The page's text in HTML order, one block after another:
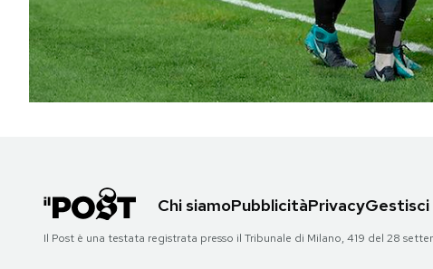
I MIEI PREFERITI
SHOP
AREA PERSONALE
Area Personale
Chi siamoPubblicitàPrivacy
Il Post è una testata registrata presso il Tribunale di Milano, 419 del 28